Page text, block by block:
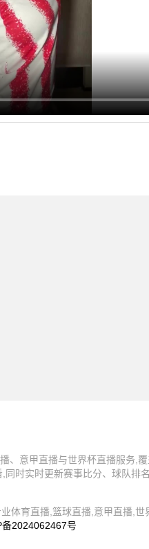
、意甲直播与世界杯直播服务,
时实时更新赛事比分、球队
体育直播,篮球直播,意甲直播,
备2024062467号